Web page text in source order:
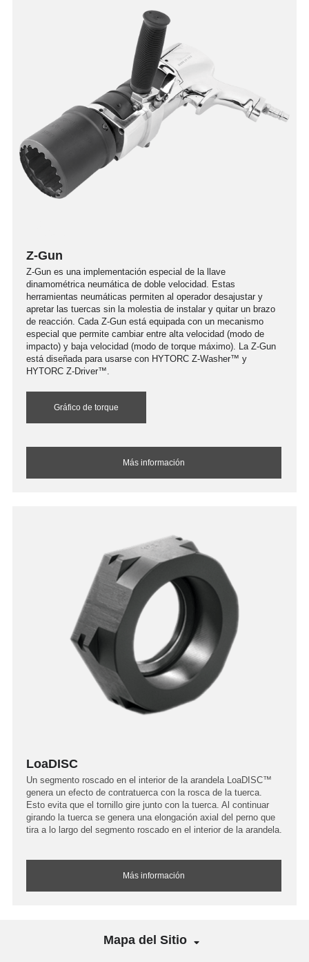
Z-Gun
Z-Gun es una implementación especial de la llave
dinamométrica neumática de doble velocidad. Estas
herramientas neumáticas permiten al operador desajustar y
apretar las tuercas sin la molestia de instalar y quitar un brazo
de reacción. Cada Z-Gun está equipada con un mecanismo
especial que permite cambiar entre alta velocidad (modo de
impacto) y baja velocidad (modo de torque máximo). La Z-Gun
está diseñada para usarse con HYTORC Z-Washer™ y
HYTORC Z-Driver™.
Gráfico de torque
Más información
LoaDISC
Un segmento roscado en el interior de la arandela LoaDISC™
genera un efecto de contratuerca con la rosca de la tuerca.
Esto evita que el tornillo gire junto con la tuerca. Al continuar
girando la tuerca se genera una elongación axial del perno que
tira a lo largo del segmento roscado en el interior de la arandela.
Más información
Mapa del Sitio